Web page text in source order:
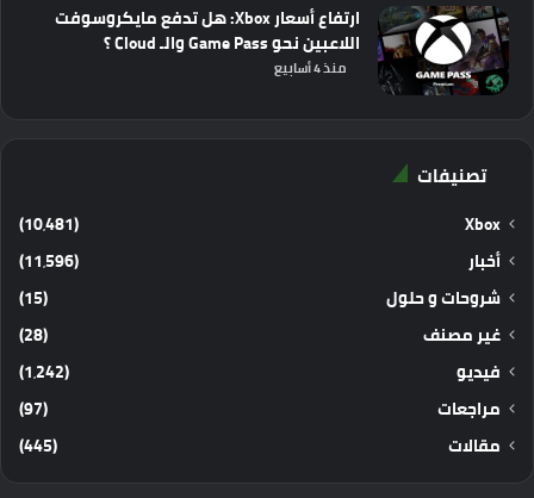
ارتفاع أسعار Xbox: هل تدفع مايكروسوفت
اللاعبين نحو Game Pass والـ Cloud ؟
منذ 4 أسابيع
تصنيفات
Xbox
(10٬481)
أخبار
(11٬596)
شروحات و حلول
(15)
غير مصنف
(28)
فيديو
(1٬242)
مراجعات
(97)
مقالات
(445)